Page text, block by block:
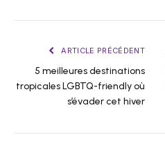
ARTICLE PRÉCÉDENT
5 meilleures destinations
tropicales LGBTQ-friendly où
s’évader cet hiver